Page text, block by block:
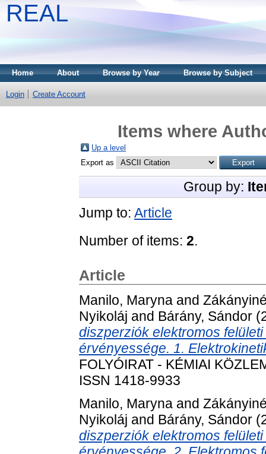
REAL
Home About Browse by Year Browse by Subject
Login Create Account
Items where
Up a level
Export as
Group by:
Jump to: Article
Number of items: 2.
Article
Manilo, Maryna and
Nyikoláj and Bárány, Sándor
diszperziók elektromos
érvényessége. 1.
FOLYÓIRAT - KÉMIAI
ISSN 1418-9933
Manilo, Maryna and
Nyikoláj and Bárány, Sándor
diszperziók elektromos